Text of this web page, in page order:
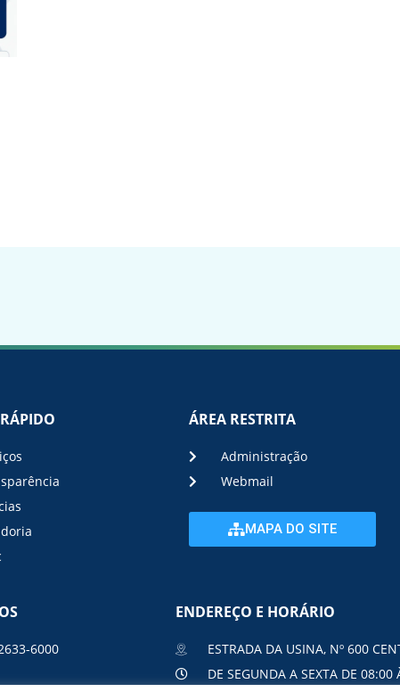
ÁREA RESTRITA
Administração
Webmail
MAPA DO SITE
6000
ENDEREÇO E HORÁRIO
ESTRADA DA USINA, Nº 600
DE SEGUNDA A SEXTA DE 08:00